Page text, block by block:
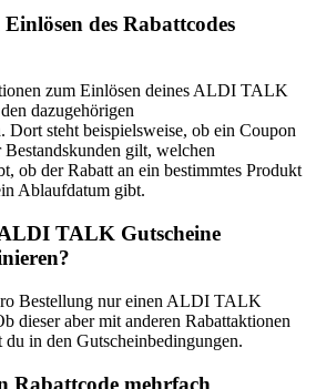
des Rabattcodes
zum Einlösen deines ALDI TALK
dazugehörigen
. Dort steht beispielsweise, ob ein Coupon
gilt, welchen
ob der Rabatt an ein bestimmtes Produkt
Ablaufdatum gibt.
TALK Gutscheine
Bestellung nur einen ALDI TALK
dieser aber mit anderen Rabattaktionen
in den Gutscheinbedingungen.
Rabattcode mehrfach